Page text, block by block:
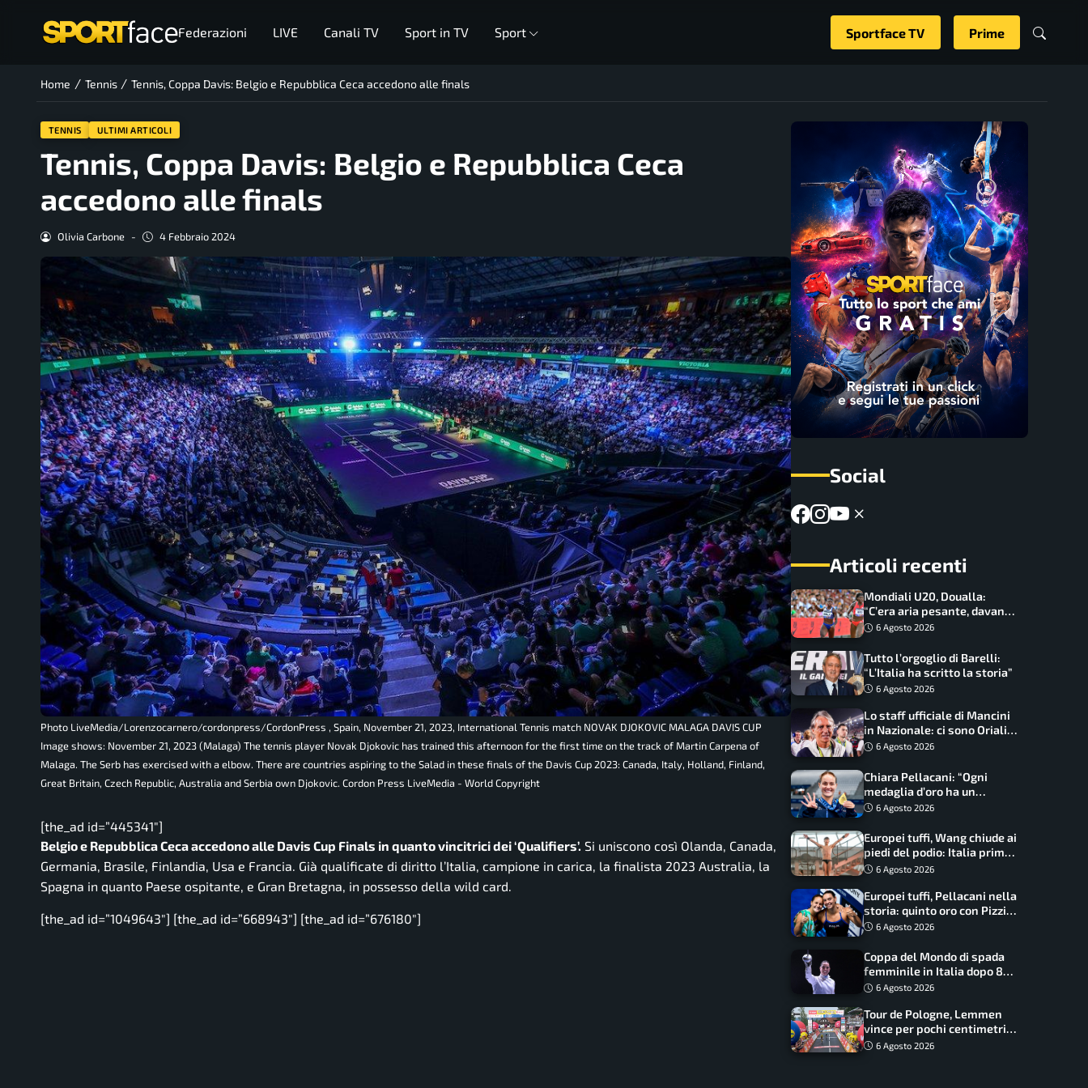
Federazioni LIVE Canali TV Sport in TV Sport Sportface TV Prime
Home / Tennis / Tennis, Coppa Davis: Belgio e Repubblica Ceca accedono alle finals
TENNIS ULTIMI ARTICOLI
Tennis, Coppa Davis: Belgio e Repubblica Ceca
accedono alle finals
Olivia Carbone - 4 Febbraio 2024
Photo LiveMedia/Lorenzocarnero/cordonpress/CordonPress , Spain, November 21, 2023, International Tennis match NOVAK DJOKOVIC MALAGA DAVIS CUP
Image shows: November 21, 2023 (Malaga) The tennis player Novak Djokovic has trained this afternoon for the first time on the track of Martin Carpena of
Malaga. The Serb has exercised with a elbow. There are countries aspiring to the Salad in these finals of the Davis Cup 2023: Canada, Italy, Holland, Finland,
Great Britain, Czech Republic, Australia and Serbia own Djokovic. Cordon Press LiveMedia - World Copyright
[the_ad id=”445341″]
Belgio e Repubblica Ceca accedono alle Davis Cup Finals in quanto vincitrici dei ‘Qualifiers’. Si uniscono così Olanda, Canada,
Germania, Brasile, Finlandia, Usa e Francia. Già qualificate di diritto l’Italia, campione in carica, la finalista 2023 Australia, la
Spagna in quanto Paese ospitante, e Gran Bretagna, in possesso della wild card.
[the_ad id=”1049643″] [the_ad id=”668943″] [the_ad id=”676180″]
Social
Articoli recenti
Mondiali U20, Doualla:
“C’era aria pesante, davano
le mascherine! Finale? Non
6 Agosto 2026
Tutto l’orgoglio di Barelli:
“L’Italia ha scritto la storia”
6 Agosto 2026
Lo staff ufficiale di Mancini
in Nazionale: ci sono Oriali e
Bonucci, confermato un
6 Agosto 2026
Chiara Pellacani: “Ogni
medaglia d’oro ha un
significato diverso. Ho fatto
6 Agosto 2026
Europei tuffi, Wang chiude ai
piedi del podio: Italia prima
nel medagliere
6 Agosto 2026
Europei tuffi, Pellacani nella
storia: quinto oro con Pizzini
nel sincro da 3 metri
6 Agosto 2026
Coppa del Mondo di spada
femminile in Italia dopo 8
anni, Alberta Santuccio: “Il
frutti”
6 Agosto 2026
Tour de Pologne, Lemmen
vince per pochi centimetri
su Scaroni: maxi-caduta e
6 Agosto 2026